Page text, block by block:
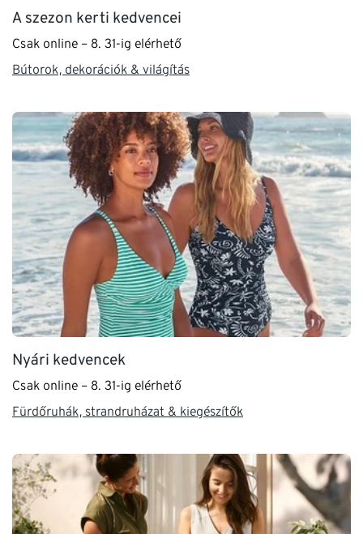
A szezon kerti kedvencei
Csak online – 8. 31-ig elérhető
Bútorok, dekorációk & világítás
Nyári kedvencek
Csak online – 8. 31-ig elérhető
Fürdőruhák, strandruházat & kiegészítők